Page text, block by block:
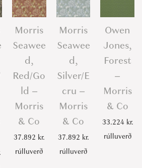
Morris
Seawee
d,
Red/Go
ld –
Morris
& Co
37.892 kr.
rúlluverð
Morris
Seawee
d,
Silver/E
cru –
Morris
& Co
37.892 kr.
rúlluverð
Owen
Jones,
Forest
–
Morris
& Co
33.224 kr.
rúlluverð